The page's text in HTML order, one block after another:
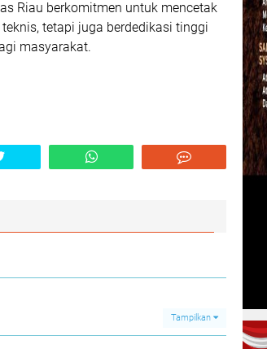
Riau berkomitmen untuk mencetak
tetapi juga berdedikasi tinggi
masyarakat.
Tampilkan